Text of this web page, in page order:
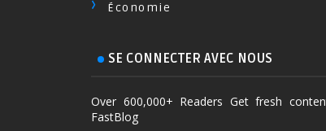
Économie
SE CONNECTER AVEC NOUS
Over 600,000+ Readers Get fresh
FastBlog